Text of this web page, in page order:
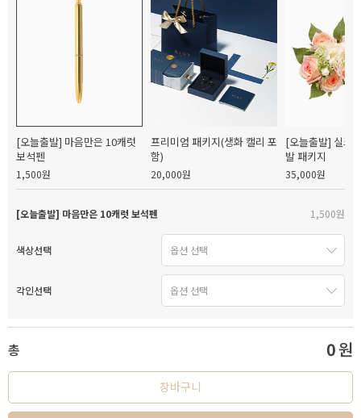
[오늘출발] 마음만은 10캐럿
보석펜
1,500원
프리미엄 패키지(생화 캘리 포
함)
20,000원
[오늘출발] 실크
발 패키지
35,000원
[오늘출발] 마음만은 10캐럿 보석펜 1,500원
색상선택
각인선택
총 0원
장바구니